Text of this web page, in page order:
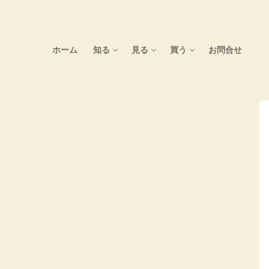
ホーム 知る 見る 買う お問合せ